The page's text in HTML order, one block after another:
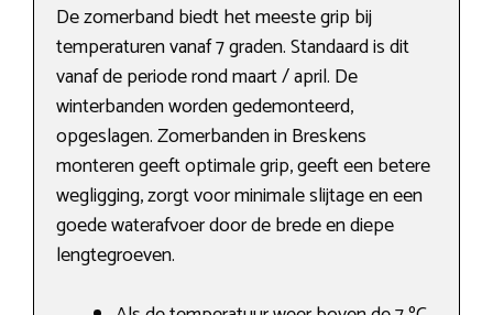
De zomerband biedt het meeste grip bij
temperaturen vanaf 7 graden. Standaard is dit
vanaf de periode rond maart / april. De
winterbanden worden gedemonteerd,
opgeslagen. Zomerbanden in Breskens
monteren geeft optimale grip, geeft een betere
wegligging, zorgt voor minimale slijtage en een
goede waterafvoer door de brede en diepe
lengtegroeven.